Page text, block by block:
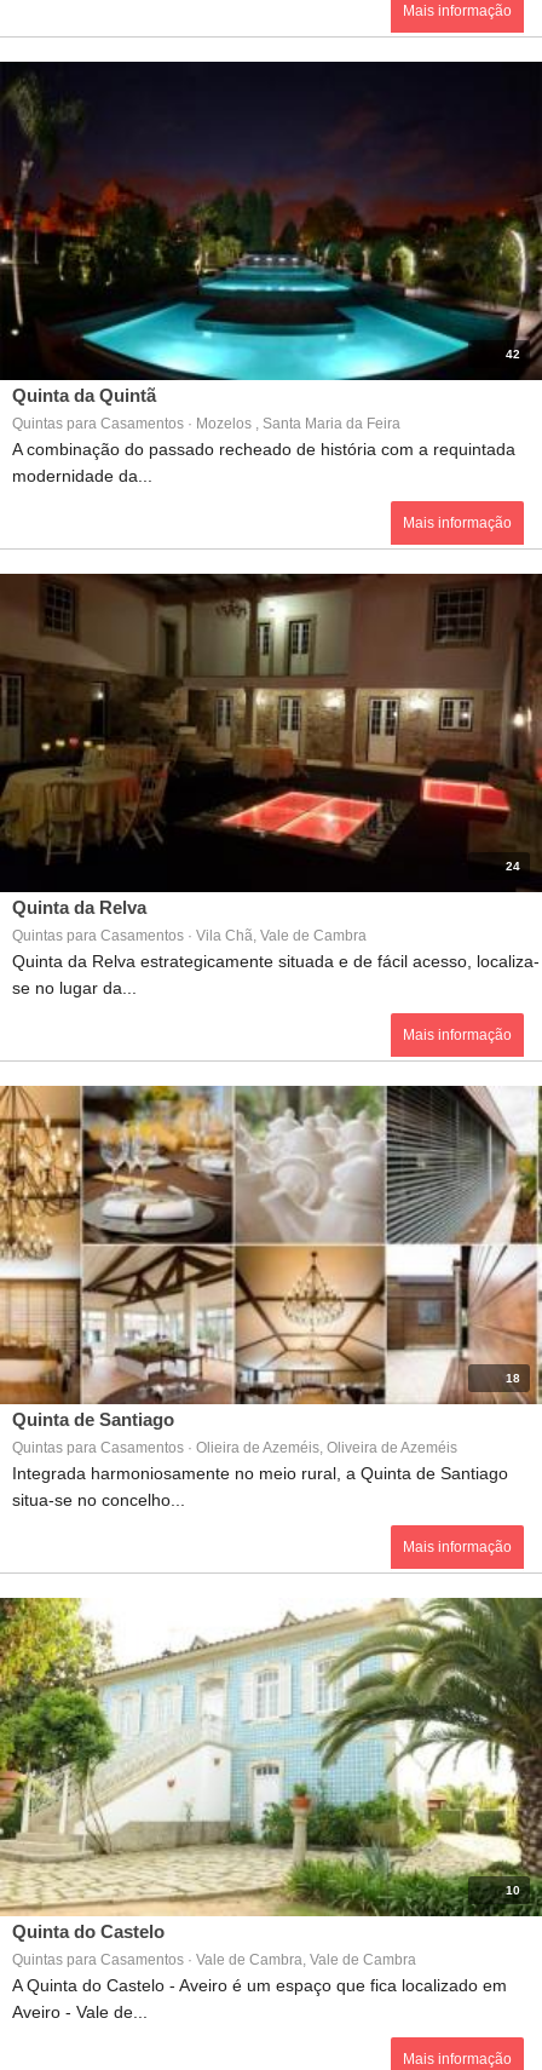
Mais informação
42
Quinta da Quintã
Quintas para Casamentos · Mozelos , Santa Maria da Feira
A combinação do passado recheado de história com a requintada
modernidade da...
Mais informação
24
Quinta da Relva
Quintas para Casamentos · Vila Chã, Vale de Cambra
Quinta da Relva estrategicamente situada e de fácil acesso, localiza-
se no lugar da...
Mais informação
18
Quinta de Santiago
Quintas para Casamentos · Olieira de Azeméis, Oliveira de Azeméis
Integrada harmoniosamente no meio rural, a Quinta de Santiago
situa-se no concelho...
Mais informação
10
Quinta do Castelo
Quintas para Casamentos · Vale de Cambra, Vale de Cambra
A Quinta do Castelo - Aveiro é um espaço que fica localizado em
Aveiro - Vale de...
Mais informação